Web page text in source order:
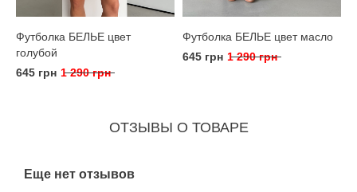
Футболка БЕЛЬЕ цвет
голубой
645 грн 1 290 грн
Футболка БЕЛЬЕ цвет масло
645 грн 1 290 грн
ОТЗЫВЫ О ТОВАРЕ
Еще нет отзывов